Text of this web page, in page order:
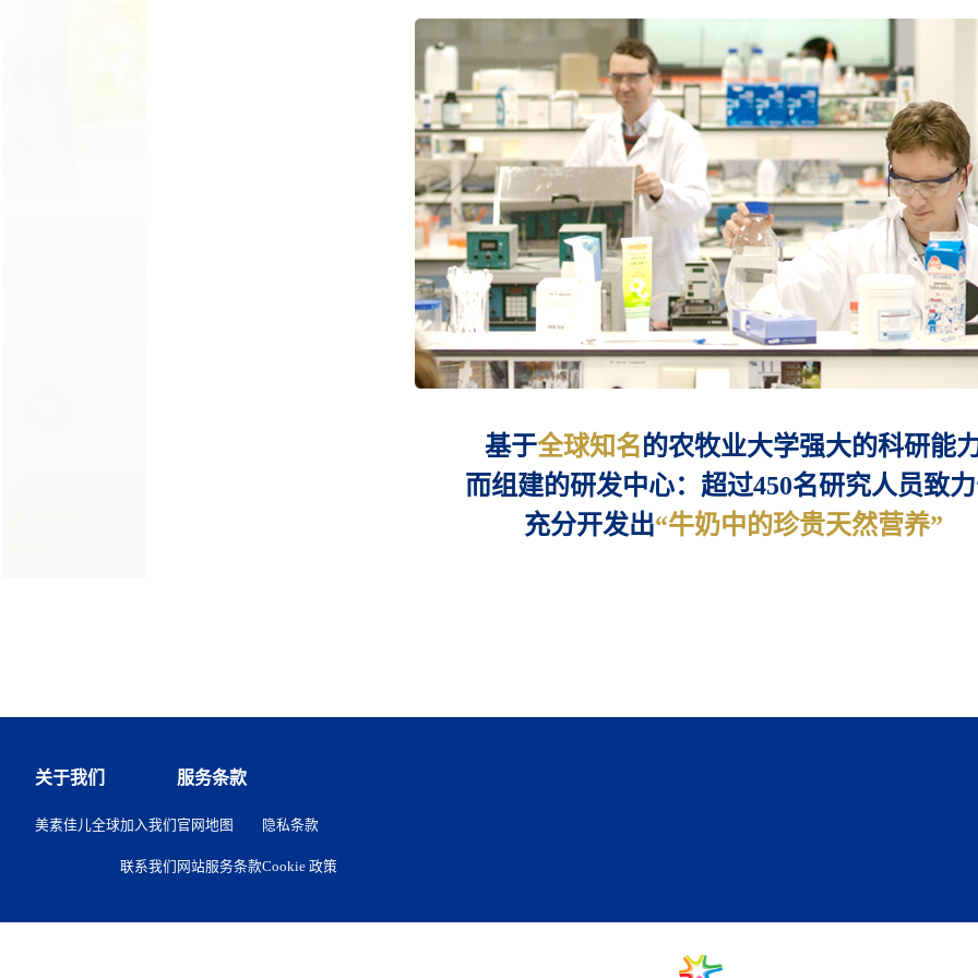
基于全球知名的农牧业大学强大的科研能
而组建的研发中心：超过450名研究人员致
充分开发出“牛奶中的珍贵天然营养”
关于我们
美素佳儿全球加入我们
联系我们
服务条款
官网地图
网站服务条款
隐私条款
Cookie 政策